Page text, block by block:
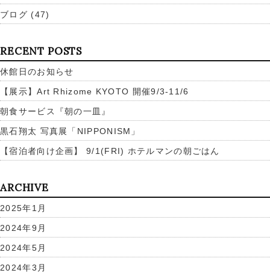
ブログ (47)
RECENT POSTS
休館日のお知らせ
【展示】Art Rhizome KYOTO 開催9/3-11/6
朝食サービス『朝の一皿』
黒石翔太 写真展「NIPPONISM」
【宿泊者向け企画】 9/1(FRI) ホテルマンの朝ごはん
ARCHIVE
2025年1月
2024年9月
2024年5月
2024年3月